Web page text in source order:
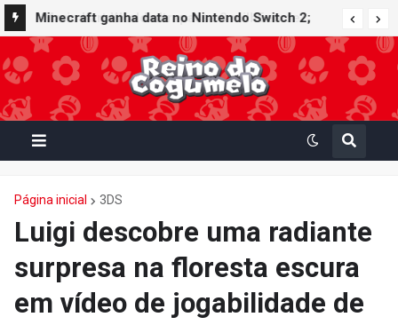
Minecraft ganha data no Nintendo Switch 2;
Super Mario Mash-Up receberá atualização
gráfica exclusiva
Página inicial 3DS
Luigi descobre uma radiante
surpresa na floresta escura
em vídeo de jogabilidade de